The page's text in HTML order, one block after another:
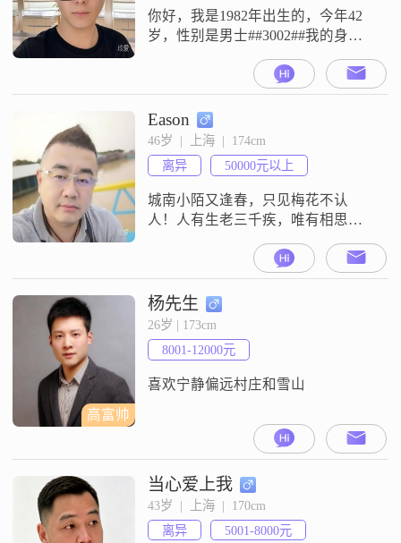
好，是音乐发
你好，我是1982年出生的，今年42
岁，性别是男士##3002##我的身高
12001元到20000元之间##3002##我
目前的工作地是在上海##3002##我
的学历是大学本科##3002##我的性
格特征里有幽默风趣，稳重可靠，
责任感强，乐观积极，自信果断，
耐心包容，成熟稳重，真
Eason
46岁  |  上海  |  174cm
离异
50000元以上
城南小陌又逢春，只见梅花不认
人！人有生老三千疾，唯有相思不
高富帅
杨先生
26岁 | 173cm
8001-12000元
喜欢宁静偏远村庄和雪山
当心爱上我
43岁  |  上海  |  170cm
离异
5001-8000元